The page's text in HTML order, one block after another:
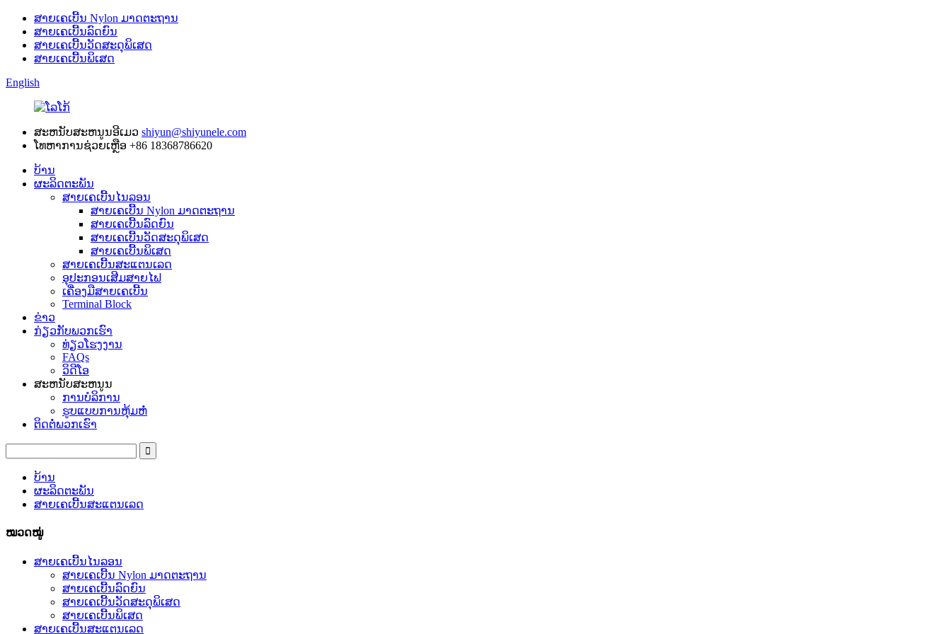
ສາຍເຄເບີ້ນ Nylon ມາດຕະຖານ
ສາຍເຄເບີ້ນລົດຍົນ
ສາຍເຄເບີ້ນວັດສະດຸພິເສດ
ສາຍເຄເບີ້ນພິເສດ
English
ສະຫນັບສະຫນູນອີເມວ shiyun@shiyunele.com
ໂທຫາການຊ່ວຍເຫຼືອ +86 18368786620
ບ້ານ
ຜະລິດຕະພັນ
ສາຍເຄເບີ້ນໄນລອນ
ສາຍເຄເບີ້ນ Nylon ມາດຕະຖານ
ສາຍເຄເບີ້ນລົດຍົນ
ສາຍເຄເບີ້ນວັດສະດຸພິເສດ
ສາຍເຄເບີ້ນພິເສດ
ສາຍເຄເບີ້ນສະແຕນເລດ
ອຸປະກອນເສີມສາຍໄຟ
ເຄື່ອງມືສາຍເຄເບີ້ນ
Terminal Block
ຂ່າວ
ກ່ຽວ​ກັບ​ພວກ​ເຮົາ
ທ່ຽວໂຮງງານ
FAQs
ວິດີໂອ
ສະຫນັບສະຫນູນ
ການບໍລິການ
ຮູບແບບການຫຸ້ມຫໍ່
ຕິດ​ຕໍ່​ພວກ​ເຮົາ
ບ້ານ
ຜະລິດຕະພັນ
ສາຍເຄເບີ້ນສະແຕນເລດ
ໝວດໝູ່
ສາຍເຄເບີ້ນໄນລອນ
ສາຍເຄເບີ້ນ Nylon ມາດຕະຖານ
ສາຍເຄເບີ້ນລົດຍົນ
ສາຍເຄເບີ້ນວັດສະດຸພິເສດ
ສາຍເຄເບີ້ນພິເສດ
ສາຍເຄເບີ້ນສະແຕນເລດ